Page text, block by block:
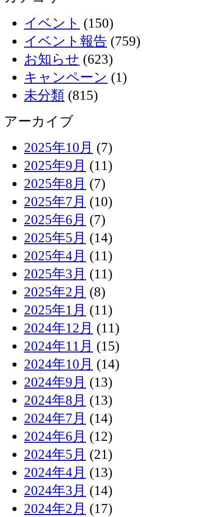
イベント (150)
イベント報告 (759)
お知らせ (623)
キャンペーン (1)
未分類 (815)
アーカイブ
2025年10月 (7)
2025年9月 (11)
2025年8月 (7)
2025年7月 (10)
2025年6月 (7)
2025年5月 (14)
2025年4月 (11)
2025年3月 (11)
2025年2月 (8)
2025年1月 (11)
2024年12月 (11)
2024年11月 (15)
2024年10月 (14)
2024年9月 (13)
2024年8月 (13)
2024年7月 (14)
2024年6月 (12)
2024年5月 (21)
2024年4月 (13)
2024年3月 (14)
2024年2月 (17)